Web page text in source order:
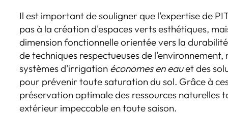
Il est important de souligner que l'expertise de
pas à la création d'espaces verts esthétiques,
dimension fonctionnelle orientée vers la
de techniques respectueuses de
systèmes d'irrigation économes en eauet des
pour prévenir toute saturation du sol. Grâce à
préservation optimale des ressources naturelles
extérieur impeccable en toute saison.